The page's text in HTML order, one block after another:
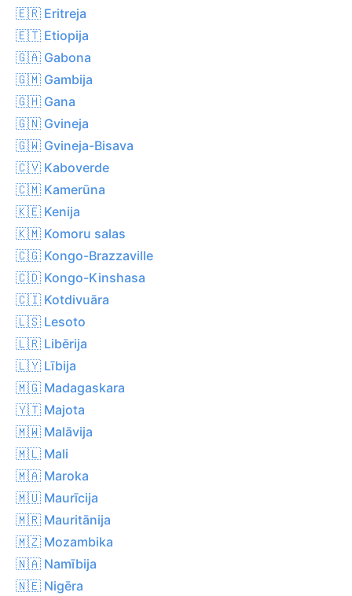
🇪🇷 Eritreja
🇪🇹 Etiopija
🇬🇦 Gabona
🇬🇲 Gambija
🇬🇭 Gana
🇬🇳 Gvineja
🇬🇼 Gvineja-Bisava
🇨🇻 Kaboverde
🇨🇲 Kamerūna
🇰🇪 Kenija
🇰🇲 Komoru salas
🇨🇬 Kongo-Brazzaville
🇨🇩 Kongo-Kinshasa
🇨🇮 Kotdivuāra
🇱🇸 Lesoto
🇱🇷 Libērija
🇱🇾 Lībija
🇲🇬 Madagaskara
🇾🇹 Majota
🇲🇼 Malāvija
🇲🇱 Mali
🇲🇦 Maroka
🇲🇺 Maurīcija
🇲🇷 Mauritānija
🇲🇿 Mozambika
🇳🇦 Namībija
🇳🇪 Nigēra